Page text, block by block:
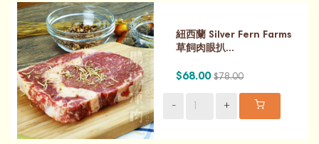
紐西蘭 Silver Fern Farms
草飼肉眼扒...
$68.00 $78.00
- +